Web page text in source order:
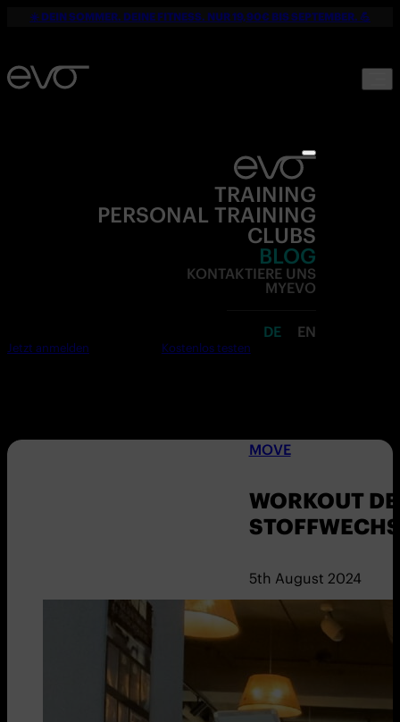
☀️ DEIN SOMMER. DEINE FITNESS. NUR 19,90€ BIS SEPTEMBER. 💪
TRAINING
PERSONAL TRAINING
CLUBS
BLOG
KONTAKTIERE UNS
MYEVO
DE EN
Jetzt anmelden Kostenlos testen
MOVE
WORKOUT
5th August 2024